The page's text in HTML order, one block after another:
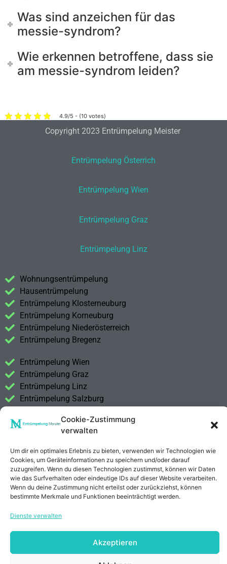
Cookie-Zustimmung
verwalten
Um dir ein optimales Erlebnis zu bieten, verwenden wir Technologien wie
Cookies, um Geräteinformationen zu speichern und/oder darauf
zuzugreifen. Wenn du diesen Technologien zustimmst, können wir Daten
wie das Surfverhalten oder eindeutige IDs auf dieser Website verarbeiten.
Wenn du deine Zustimmung nicht erteilst oder zurückziehst, können
bestimmte Merkmale und Funktionen beeinträchtigt werden.
Dienste verwalten
Akzeptieren
Was sind anzeichen für das
messie-syndrom?
Wie erkennen betroffene, dass sie
am messie-syndrom leiden?
4.9/5 - (10 votes)
Copyright 2023 Entrümpelung Meister
Entrümpelung Österrich
Entrümpelung Wien
Entrümpelung Graz
Entrümpelung Linz
Wohnungsentrümpelung
Hausentrümpelung
Entrümpelung Klosterneuburg
Entrümpelung Korneuburg
Entrümpelung Niederösterreich
Entrümpelung Bregenz
Entrümpelung Wien
Entrümpelung Graz
Entrümpelung Linz
Entrümpelung Salzburg
Entrümpelung Steiermark
Impressum
Datenschutzerklärung
Anrufen E-Mail